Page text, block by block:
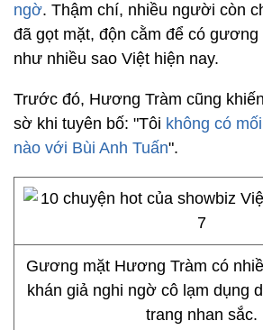
ngờ. Thậm chí, nhiều người còn
đã gọt mặt, độn cằm để có
như nhiều sao Việt hiện nay.
Trước đó, Hương Tràm cũng
sờ khi tuyên bố: "Tôi không có
nào với Bùi Anh Tuấn".
Gương mặt Hương Tràm có
khán giả nghi ngờ cô lạm dụng
trang nhan sắc.